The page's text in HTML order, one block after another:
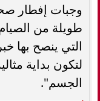
وجبات إفطار
طويلة من
التي ينصح بها
لتكون بداية
الجسم".